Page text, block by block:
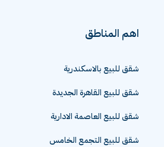
اهم المناطق
شقق للبيع بالاسكندرية
شقق للبيع القاهرة الجديدة
شقق للبيع العاصمة الادارية
شقق للبيع التجمع الخامس